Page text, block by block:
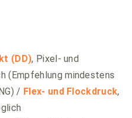
(DD), Pixel- und
(Empfehlung mindestens
/ Flex- und Flockdruck,